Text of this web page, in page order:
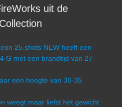
uit de
25.shots NEW heeft een
G met een brandtijd van 27
een hoogte van 30-35
weegt maar liefst het gewicht